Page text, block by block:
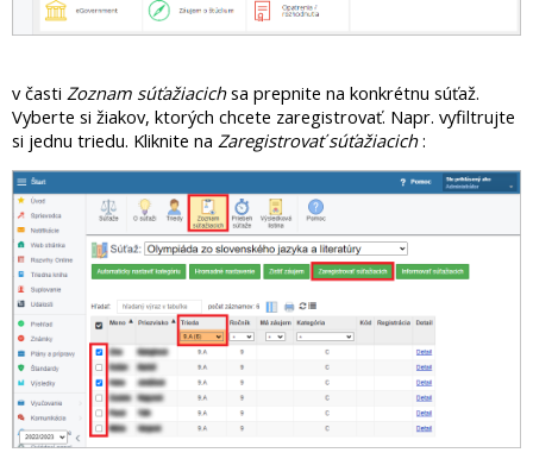
v časti Zoznam súťažiacichsa prepnite na konkrétnu súťaž.
Vyberte si žiakov, ktorých chcete zaregistrovať. Napr. vyfiltrujte
si jednu triedu. Kliknite na Zaregistrovať súťažiacich: